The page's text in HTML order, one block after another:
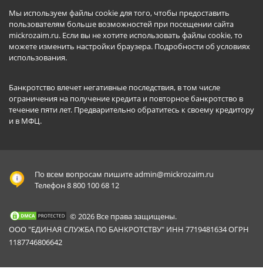
Мы используем файлы cookie для того, чтобы предоставить
пользователям больше возможностей при посещении сайта
mickrozaim.ru. Если вы не хотите использовать файлы cookie, то
можете изменить настройки браузера. Подробности об условиях
использования.
Банкротство влечет негативные последствия, в том числе
ограничения на получение кредита и повторное банкротство в
течение пяти лет. Предварительно обратитесь к своему кредитору
и в МФЦ.
По всем вопросам пишитеadmin@mickrozaim.ru
Телефон 8 800 100 68 12
© 2026 Все права защищены.
ООО "ЕДИНАЯ СЛУЖБА ПО БАНКРОТСТВУ" ИНН 7719481634 ОГРН
1187746806642